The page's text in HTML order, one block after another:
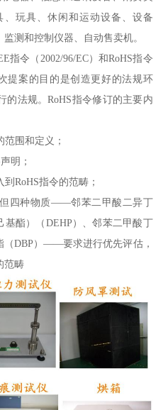
玩具、休闲和运动设备、设备
测和控制仪器、自动售卖机。
指令（2002/96/EC）和RoHS指令
提案的目的是创造更好的法规环
的法规。RoHS指令修订的主要内
围和定义；
明；
RoHS指令的范畴；
四种物质——邻苯二甲酸二异丁
酯）（DEHP）、邻苯二甲酸丁
（DBP）——要求进行优先评估，
范畴